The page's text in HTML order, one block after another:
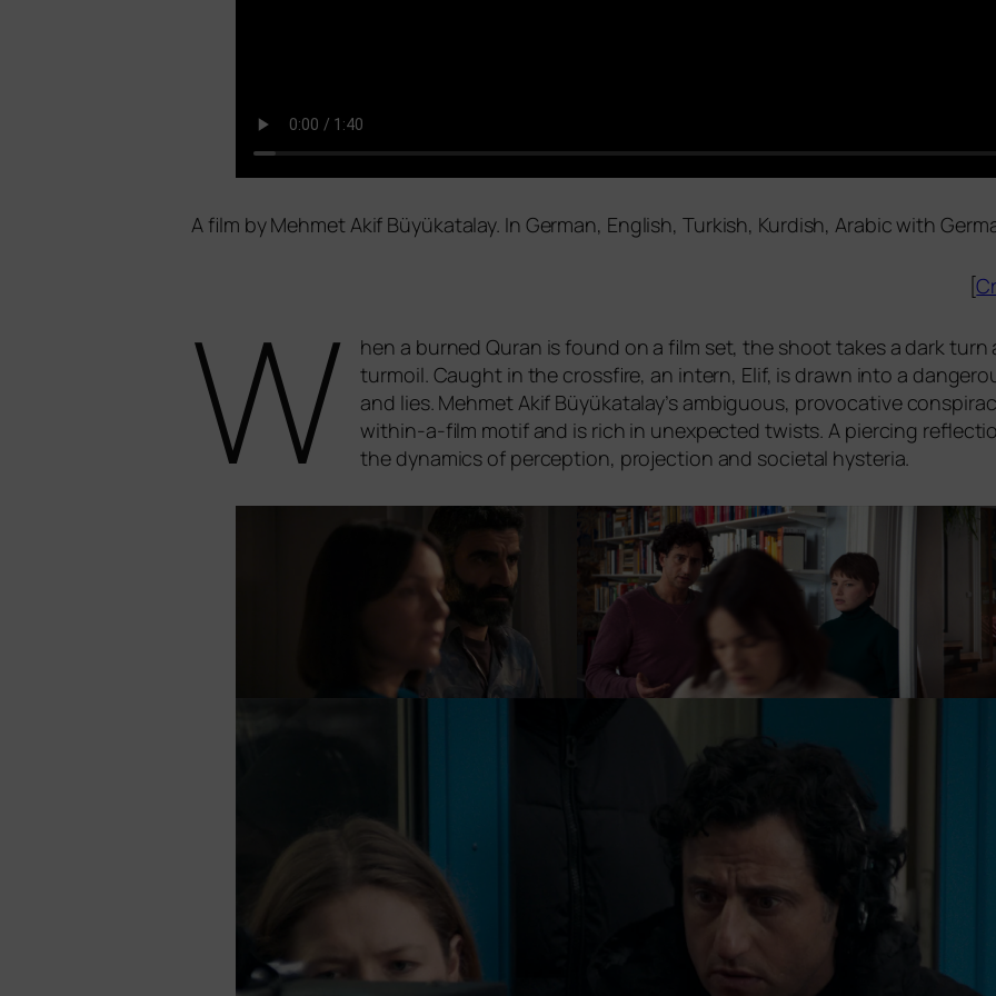
A film by Mehmet Akif Büyükatalay. In German, English, Turkish, Kurdish, Arabic with
[
W
hen a bur­ned Quran is found on a film set, the shoot takes a dark
turm­oil. Caught in the cross­fi­re, an intern, Elif, is drawn into a
and lies. Mehmet Akif Büyükatalay’s ambi­guous, pro­vo­ca­ti­ve
within-a-film motif and is rich in unex­pec­ted twists. A pier­cing
the dyna­mics of per­cep­ti­on, pro­jec­tion and socie­tal hysteria.